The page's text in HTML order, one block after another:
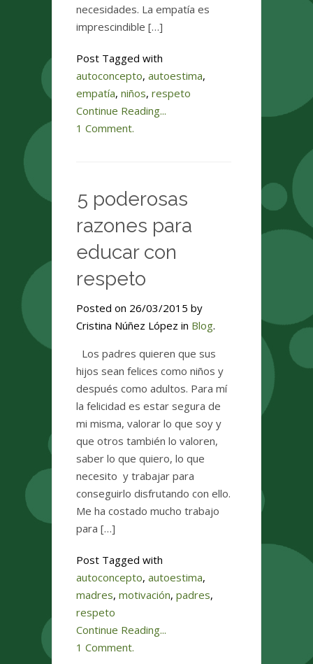
necesidades. La empatía es
imprescindible […]
Post Tagged with
autoconcepto, autoestima,
empatía, niños, respeto
Continue Reading...
1 Comment.
5 poderosas
razones para
educar con
respeto
Posted on 26/03/2015 by
Cristina Núñez López in Blog.
Los padres quieren que sus
hijos sean felices como niños y
después como adultos. Para mí
la felicidad es estar segura de
mi misma, valorar lo que soy y
que otros también lo valoren,
saber lo que quiero, lo que
necesito y trabajar para
conseguirlo disfrutando con ello.
Me ha costado mucho trabajo
para […]
Post Tagged with
autoconcepto, autoestima,
madres, motivación, padres,
respeto
Continue Reading...
1 Comment.